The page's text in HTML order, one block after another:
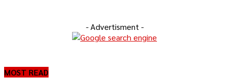
- Advertisment -
MOST READ